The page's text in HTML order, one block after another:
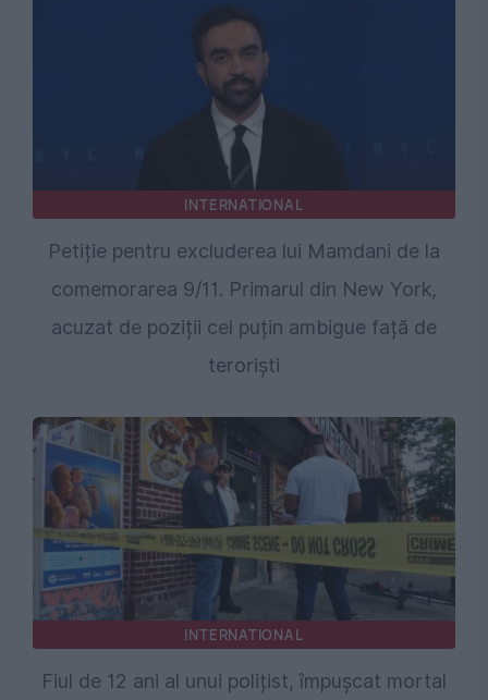
INTERNATIONAL
Petiție pentru excluderea lui Mamdani de la
comemorarea 9/11. Primarul din New York,
acuzat de poziții cel puțin ambigue față de
teroriști
INTERNATIONAL
Fiul de 12 ani al unui polițist, împușcat mortal